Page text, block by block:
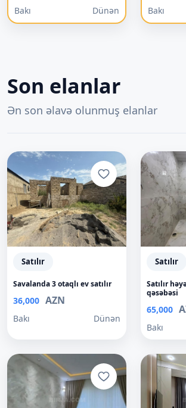
Bakı
Dünən
Bakı
Son elanlar
Ən son əlavə olunmuş elanlar
Satılır
Savalanda 3 otaqlı ev satılır
36,000 AZN
Bakı Dünən
Satılır
Satılır
qəsəbəsi
65,000
Bakı